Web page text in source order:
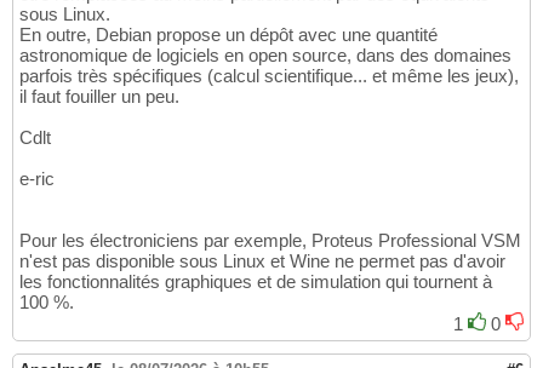
sous Linux.
En outre, Debian propose un dépôt avec une quantité
astronomique de logiciels en open source, dans des domaines
parfois très spécifiques (calcul scientifique... et même les jeux),
il faut fouiller un peu.
Cdlt
e-ric
Pour les électroniciens par exemple, Proteus Professional VSM
n'est pas disponible sous Linux et Wine ne permet pas d'avoir
les fonctionnalités graphiques et de simulation qui tournent à
100 %.
1
0